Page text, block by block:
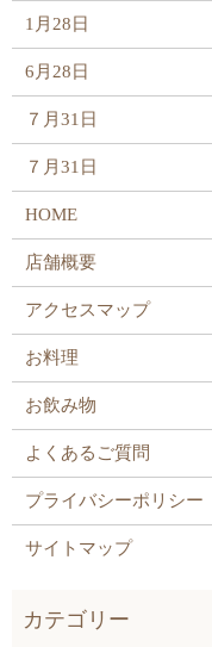
1月28日
6月28日
７月31日
７月31日
HOME
店舗概要
アクセスマップ
お料理
お飲み物
よくあるご質問
プライバシーポリシー
サイトマップ